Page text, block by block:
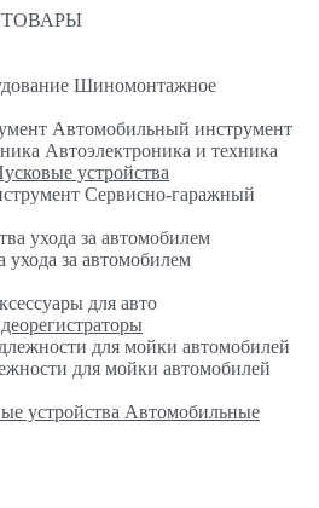
Шиномонтажное
Автомобильный инструмент
Автоэлектроника и техника
устройства
Сервисно-гаражный
ухода за автомобилем
для авто
для мойки автомобилей
Автомобильные